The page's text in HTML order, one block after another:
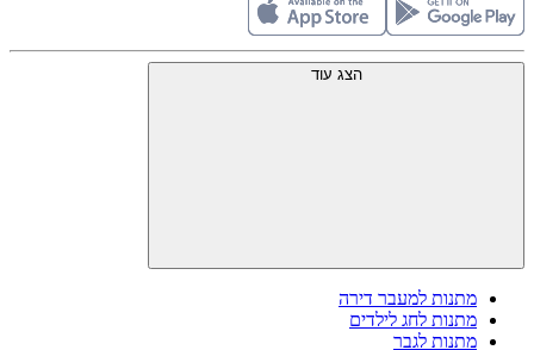
הצג עוד
מתנות למעבר דירה
מתנות לחג לילדים
מתנות לגבר